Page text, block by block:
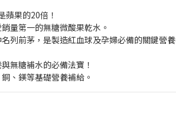
果的20倍！
量第一的無糖微酸果乾水。
列前茅，是製造紅血球及孕婦必備的關鍵營養
無糖補水的必備法寶！
、鎂等基礎營養補給。